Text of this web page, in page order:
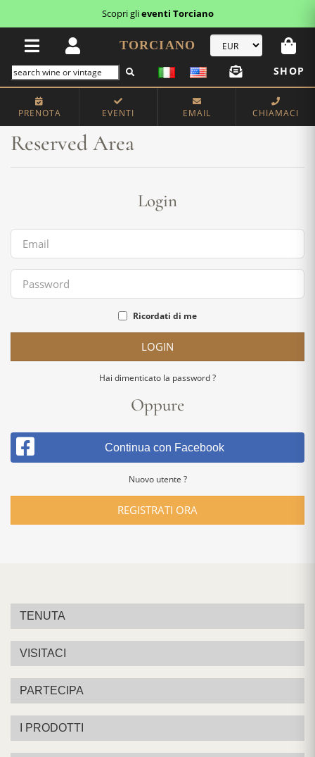
Scopri glieventi Torciano
TORCIANO
SHOP
PRENOTA EVENTI EMAIL CHIAMACI
Home Reserved Area
Reserved Area
Login
Ricordati di me
LOGIN
Hai dimenticato la password ?
Oppure
Continua con Facebook
Nuovo utente ?
REGISTRATI ORA
TENUTA
VISITACI
PARTECIPA
I PRODOTTI